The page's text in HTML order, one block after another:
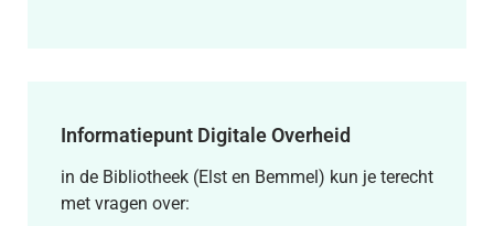
Informatiepunt Digitale Overheid
in de Bibliotheek (Elst en Bemmel) kun je terecht
met vragen over: